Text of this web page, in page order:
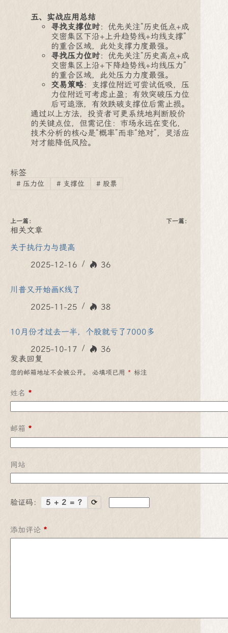
五、实战应用总结
寻找支撑位时：优先关注“历史低点+成
交密集区下沿+上升趋势线+均线支撑”
的重合区域，此处支撑力度最强。
寻找压力位时：优先关注“历史高点+成
交密集区上沿+下降趋势线+均线压力”
的重合区域，此处压力力度最强。
交易策略：支撑位附近可尝试低吸，压
力位附近可考虑止盈；有效突破压力位
后可追涨，有效跌破支撑位后需止损。
通过以上方法，投资者可更系统地判断股价
的关键点位，但需记住：市场永远在变化，
技术分析的核心是“概率”而非“绝对”，灵活应
对才能降低风险。
标签
#压力位 #支撑位 # 股票
上一篇： 下一篇：
相关文章
关于执行力与提高
2025-12-16
36
川普又开始画K线了
2025-11-25
38
10月份才过去一半，个股就亏了7000多
2025-10-17
36
发表回复
您的邮箱地址不会被公开。 必填项已用 * 标注
姓名 *
邮箱 *
网站
验证码： 5 + 2 = ? ⟳
添加评论 *